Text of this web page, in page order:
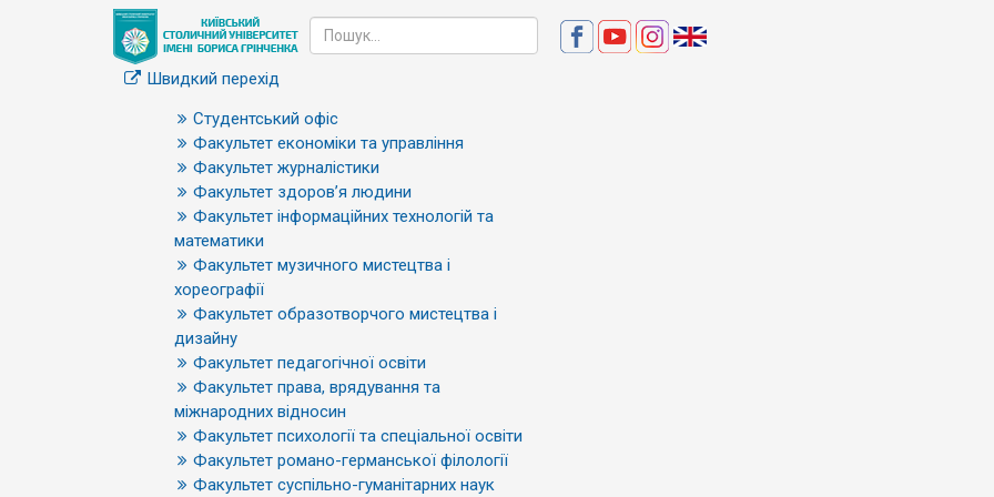
Швидкий перехід
Студентський офіс
Факультет економіки та управління
Факультет журналістики
Факультет здоров’я людини
Факультет інформаційних технологій та
математики
Факультет музичного мистецтва і
хореографії
Факультет образотворчого мистецтва і
дизайну
Факультет педагогічної освіти
Факультет права, врядування та
міжнародних відносин
Факультет психології та спеціальної освіти
Факультет романо-германської філології
Факультет суспільно-гуманітарних наук